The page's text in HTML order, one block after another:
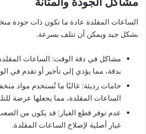
الساعات المقلدة عادة ما تكون ذات جودة
بشكل جيد ويمكن أن تتلف بسرعة.
مشاكل في دقة الوقت: الساعات
بدقة، مما يؤدي إلى تأخير أو تقدم في
خامات رديئة: غالبًا ما تُستخدم مواد
الساعات المقلدة، مما يجعلها عرضة
عدم توفر قطع الغيار: قد يكون من
غيار أصلية لإصلاح الساعات المقلدة.